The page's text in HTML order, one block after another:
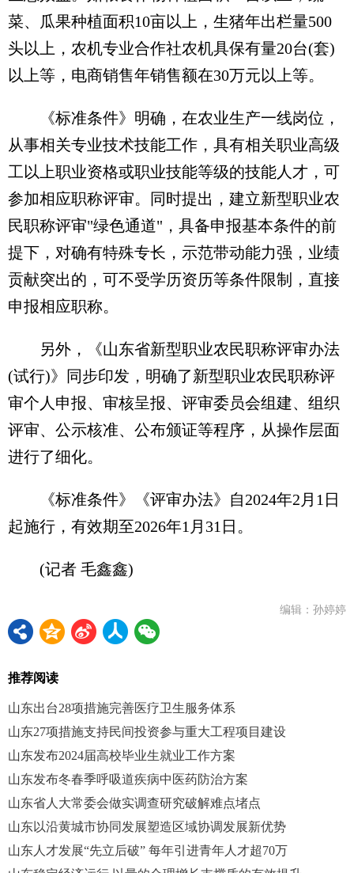
菜、瓜果种植面积10亩以上，生猪年出栏量500
头以上，农机专业合作社农机具保有量20台(套)
以上等，电商销售年销售额在30万元以上等。
《标准条件》明确，在农业生产一线岗位，
从事相关专业技术技能工作，具有相关职业高级
工以上职业资格或职业技能等级的技能人才，可
参加相应职称评审。同时提出，建立新型职业农
民职称评审"绿色通道"，具备申报基本条件的前
提下，对确有特殊专长，示范带动能力强，业绩
贡献突出的，可不受学历资历等条件限制，直接
申报相应职称。
另外，《山东省新型职业农民职称评审办法
(试行)》同步印发，明确了新型职业农民职称评
审个人申报、审核呈报、评审委员会组建、组织
评审、公示核准、公布颁证等程序，从操作层面
进行了细化。
《标准条件》《评审办法》自2024年2月1日
起施行，有效期至2026年1月31日。
(记者 毛鑫鑫)
编辑：孙婷婷
推荐阅读
山东出台28项措施完善医疗卫生服务体系
山东27项措施支持民间投资参与重大工程项目建设
山东发布2024届高校毕业生就业工作方案
山东发布冬春季呼吸道疾病中医药防治方案
山东省人大常委会做实调查研究破解难点堵点
山东以沿黄城市协同发展塑造区域协调发展新优势
山东人才发展“先立后破” 每年引进青年人才超70万